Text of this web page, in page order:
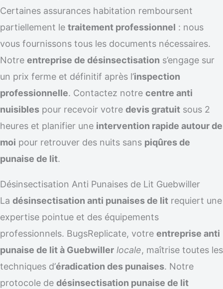
Certaines assurances habitation remboursent
partiellement le traitement professionnel : nous
vous fournissons tous les documents nécessaires.
Notre entreprise de désinsectisation s’engage sur
un prix ferme et définitif après l’inspection
professionnelle. Contactez notre centre anti
nuisibles pour recevoir votre devis gratuit sous 2
heures et planifier une intervention rapide autour de
moi pour retrouver des nuits sans piqûres de
punaise de lit.
Désinsectisation Anti Punaises de Lit Guebwiller
La désinsectisation anti punaises de lit requiert une
expertise pointue et des équipements
professionnels. BugsReplicate, votre entreprise anti
punaise de lit à Guebwiller locale, maîtrise toutes les
techniques d’éradication des punaises. Notre
protocole de désinsectisation punaise de lit